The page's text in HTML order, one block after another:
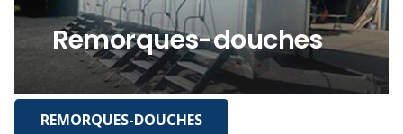
Remorques-douches
REMORQUES-DOUCHES